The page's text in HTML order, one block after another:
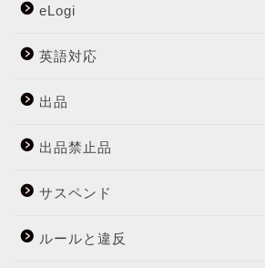
eLogi
英語対応
出品
出品禁止品
サスペンド
ルールと違反